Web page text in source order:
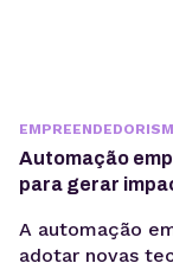
Automação
para gerar
A automação
adotar novas